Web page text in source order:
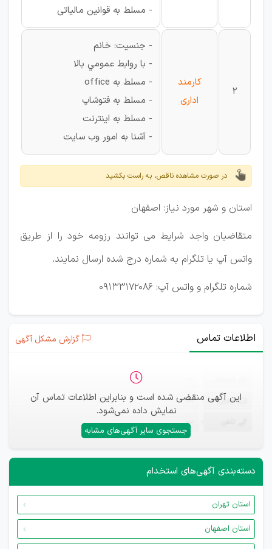
- مسلط به قوانين مالياتی
2
کارمند
اداری
- جنسیت: خانم
- با روابط عمومي بالا
- مسلط به office
- مسلط به فتوشاپ
- مسلط به اينترنت
- آشنا به امور وب سايت
در صورت مشاهده ناقص، به راست بکشید
استان و شهر مورد نیاز: اصفهان
متقاضيان واجد شرايط می توانند رزومه خود را از طريق
واتس آپ يا تلگرام به شماره درج شده ارسال نمايند.
شماره تلگرام و واتس آپ: 09133172086
اطلاعات تماس گزارش مشکل آگهی
این آگهی منقضی شده است و بنابراین اطلاعات تماس آن
نمایش داده نمی‌شود.
جستجوی سایر آگهی‌های مشابه
ایمیل —
—
دسته‌بندی آگهی‌های استخدام
استان تهران
استان اصفهان